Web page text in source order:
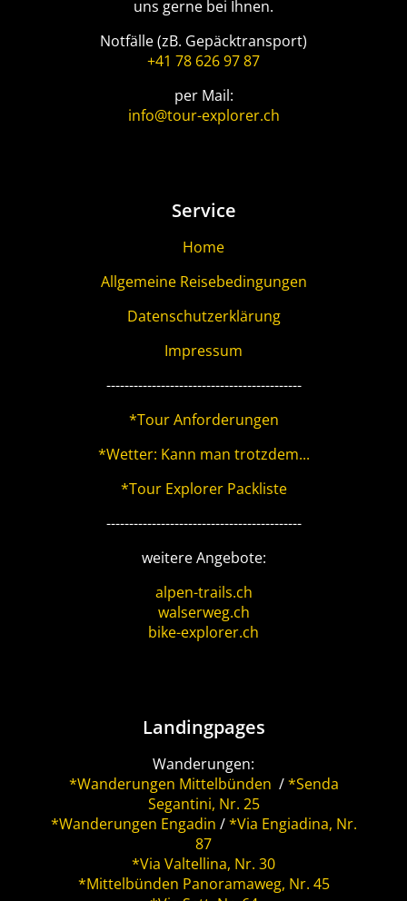
uns gerne bei Ihnen.
Notfälle (zB. Gepäcktransport)
+41 78 626 97 87
per Mail:
info@tour-explorer.ch
Service
Home
Allgemeine Reisebedingungen
Datenschutzerklärung
Impressum
-------------------------------------------
*Tour Anforderungen
*Wetter: Kann man trotzdem...
*Tour Explorer Packliste
-------------------------------------------
weitere Angebote:
alpen-trails.ch
walserweg.ch
bike-explorer.ch
Landingpages
Wanderungen:
*Wanderungen Mittelbünden /*Senda
Segantini, Nr. 25
*Wanderungen Engadin /*Via Engiadina, Nr.
87
*Via Valtellina, Nr. 30
*Mittelbünden Panoramaweg, Nr. 45